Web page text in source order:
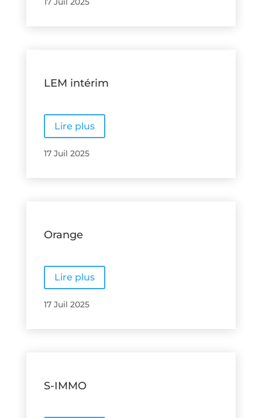
LEM intérim
Lire plus
17 Juil 2025
Orange
Lire plus
17 Juil 2025
S-IMMO